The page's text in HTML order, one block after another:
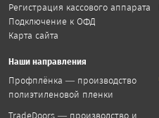
Регистрация кассового аппарата
Подключение к ОФД
Карта сайта
Наши направления
Профплёнка — производство
полиэтиленовой пленки
TradeDoors — производство и